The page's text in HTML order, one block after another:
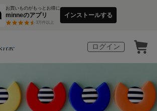
お買いものがもっとお得に
minneのアプリ
3万件以上
インストールする
ログイン